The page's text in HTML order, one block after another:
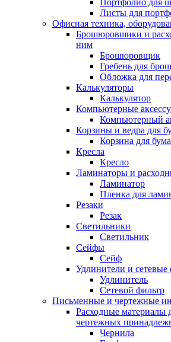
Портфолио для
Листы для
Офисная техника,
Брошюровшики и
ним
Брошюровщик
Гребень для
Обложка для
Калькуляторы
Калькулятор
Компьютерные
Компьютерный
Корзины и ведра для
Корзина для
Кресла
Кресло
Ламинаторы и
Ламинатор
Пленка для
Резаки
Резак
Светильники
Светильник
Сейфы
Сейф
Удлинители и сетевые
Удлинитель
Сетевой фильтр
Письменные и чертежные
Расходные материалы
чертежных
Чернила